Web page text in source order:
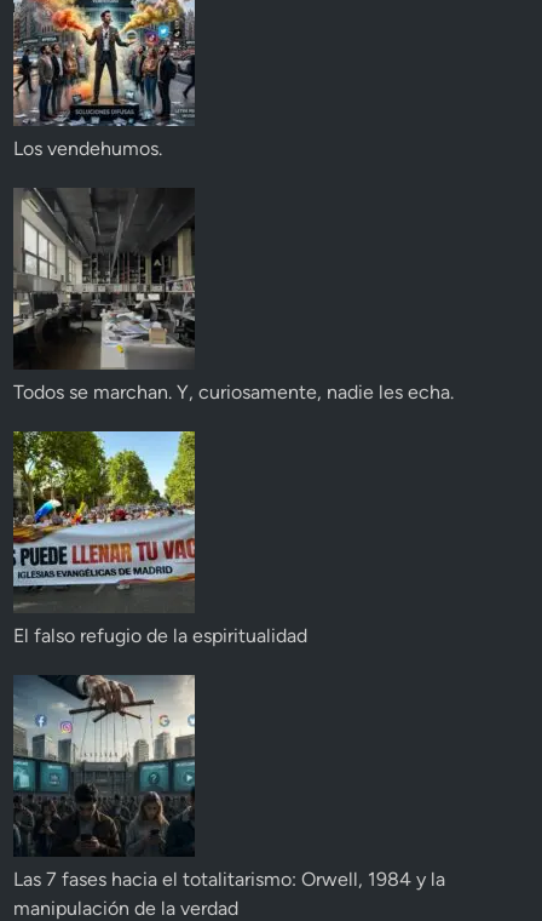
Los vendehumos.
Todos se marchan. Y, curiosamente, nadie les echa.
El falso refugio de la espiritualidad
Las 7 fases hacia el totalitarismo: Orwell, 1984 y la
manipulación de la verdad